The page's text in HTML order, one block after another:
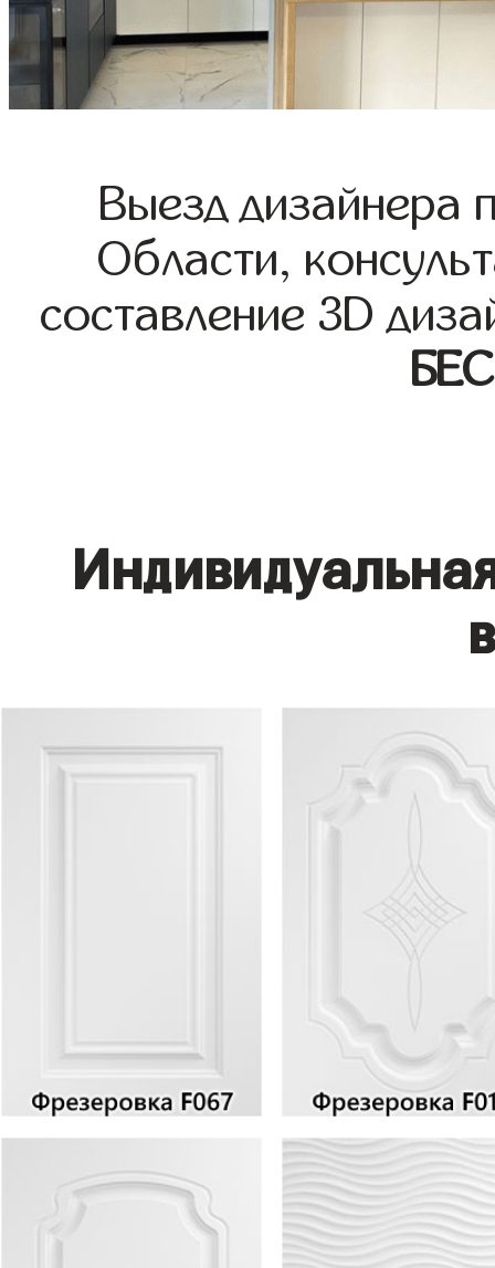
Выезд дизайнера
Области,
составление 3D